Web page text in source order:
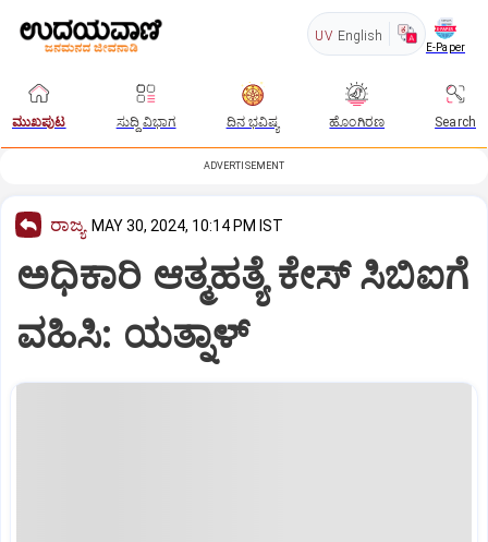
UV English
E-Paper
ಮುಖಪುಟ ಸುದ್ದಿ ವಿಭಾಗ ದಿನ ಭವಿಷ್ಯ ಹೊಂಗಿರಣ Search
ADVERTISEMENT
ರಾಜ್ಯ MAY 30, 2024, 10:14 PM IST
ಅಧಿಕಾರಿ ಆತ್ಮಹತ್ಯೆ ಕೇಸ್‌ ಸಿಬಿಐಗೆ
ವಹಿಸಿ: ಯತ್ನಾಳ್‌